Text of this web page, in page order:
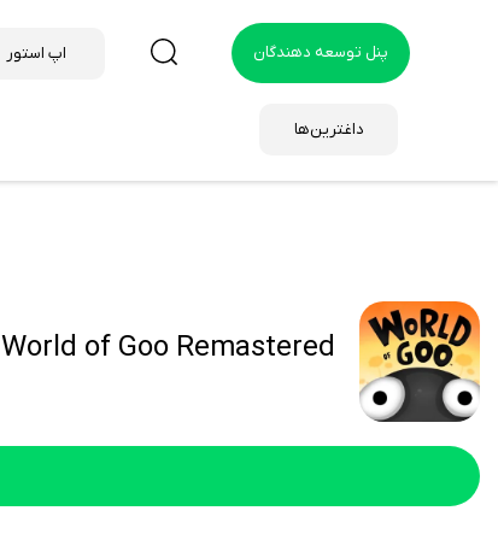
پنل توسعه دهندگان اپ استور
داغترین‌ها
World of Goo Remastered